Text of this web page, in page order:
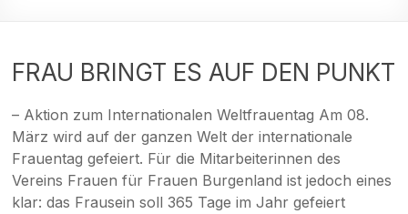
|
FRAU BRINGT ES AUF DEN PUNKT
– Aktion zum Internationalen Weltfrauentag Am 08.
März wird auf der ganzen Welt der internationale
Frauentag gefeiert. Für die Mitarbeiterinnen des
Vereins Frauen für Frauen Burgenland ist jedoch eines
klar: das Frausein soll 365 Tage im Jahr gefeiert